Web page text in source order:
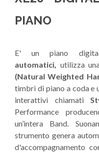
PIANO
E' un piano
automatici, utilizza
(Natural Weighted
timbri di piano a coda e
interattivi chiamati
Performance
un’intera Band.
strumento genera
d'accompagnamento